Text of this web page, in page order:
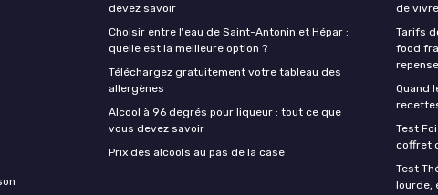
devez savoir
Choisir entre l'eau de Saint-Antonin et Hépar :
quelle est la meilleure option ?
Téléchargez gratuitement votre tableau des
allergènes
Alcool à 96 degrés pour liqueur : tout ce que
vous devez savoir
Prix des alcools au pas de la case
de
Tarifs
food
Quand
Test
coffret
Test
lourde,